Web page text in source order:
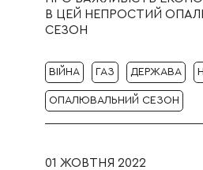
В ЦЕЙ НЕПРОСТИЙ
СЕЗОН
ВІЙНА ГАЗ ДЕРЖАВА
ОПАЛЮВАЛЬНИЙ СЕЗОН
01 ЖОВТНЯ 2022